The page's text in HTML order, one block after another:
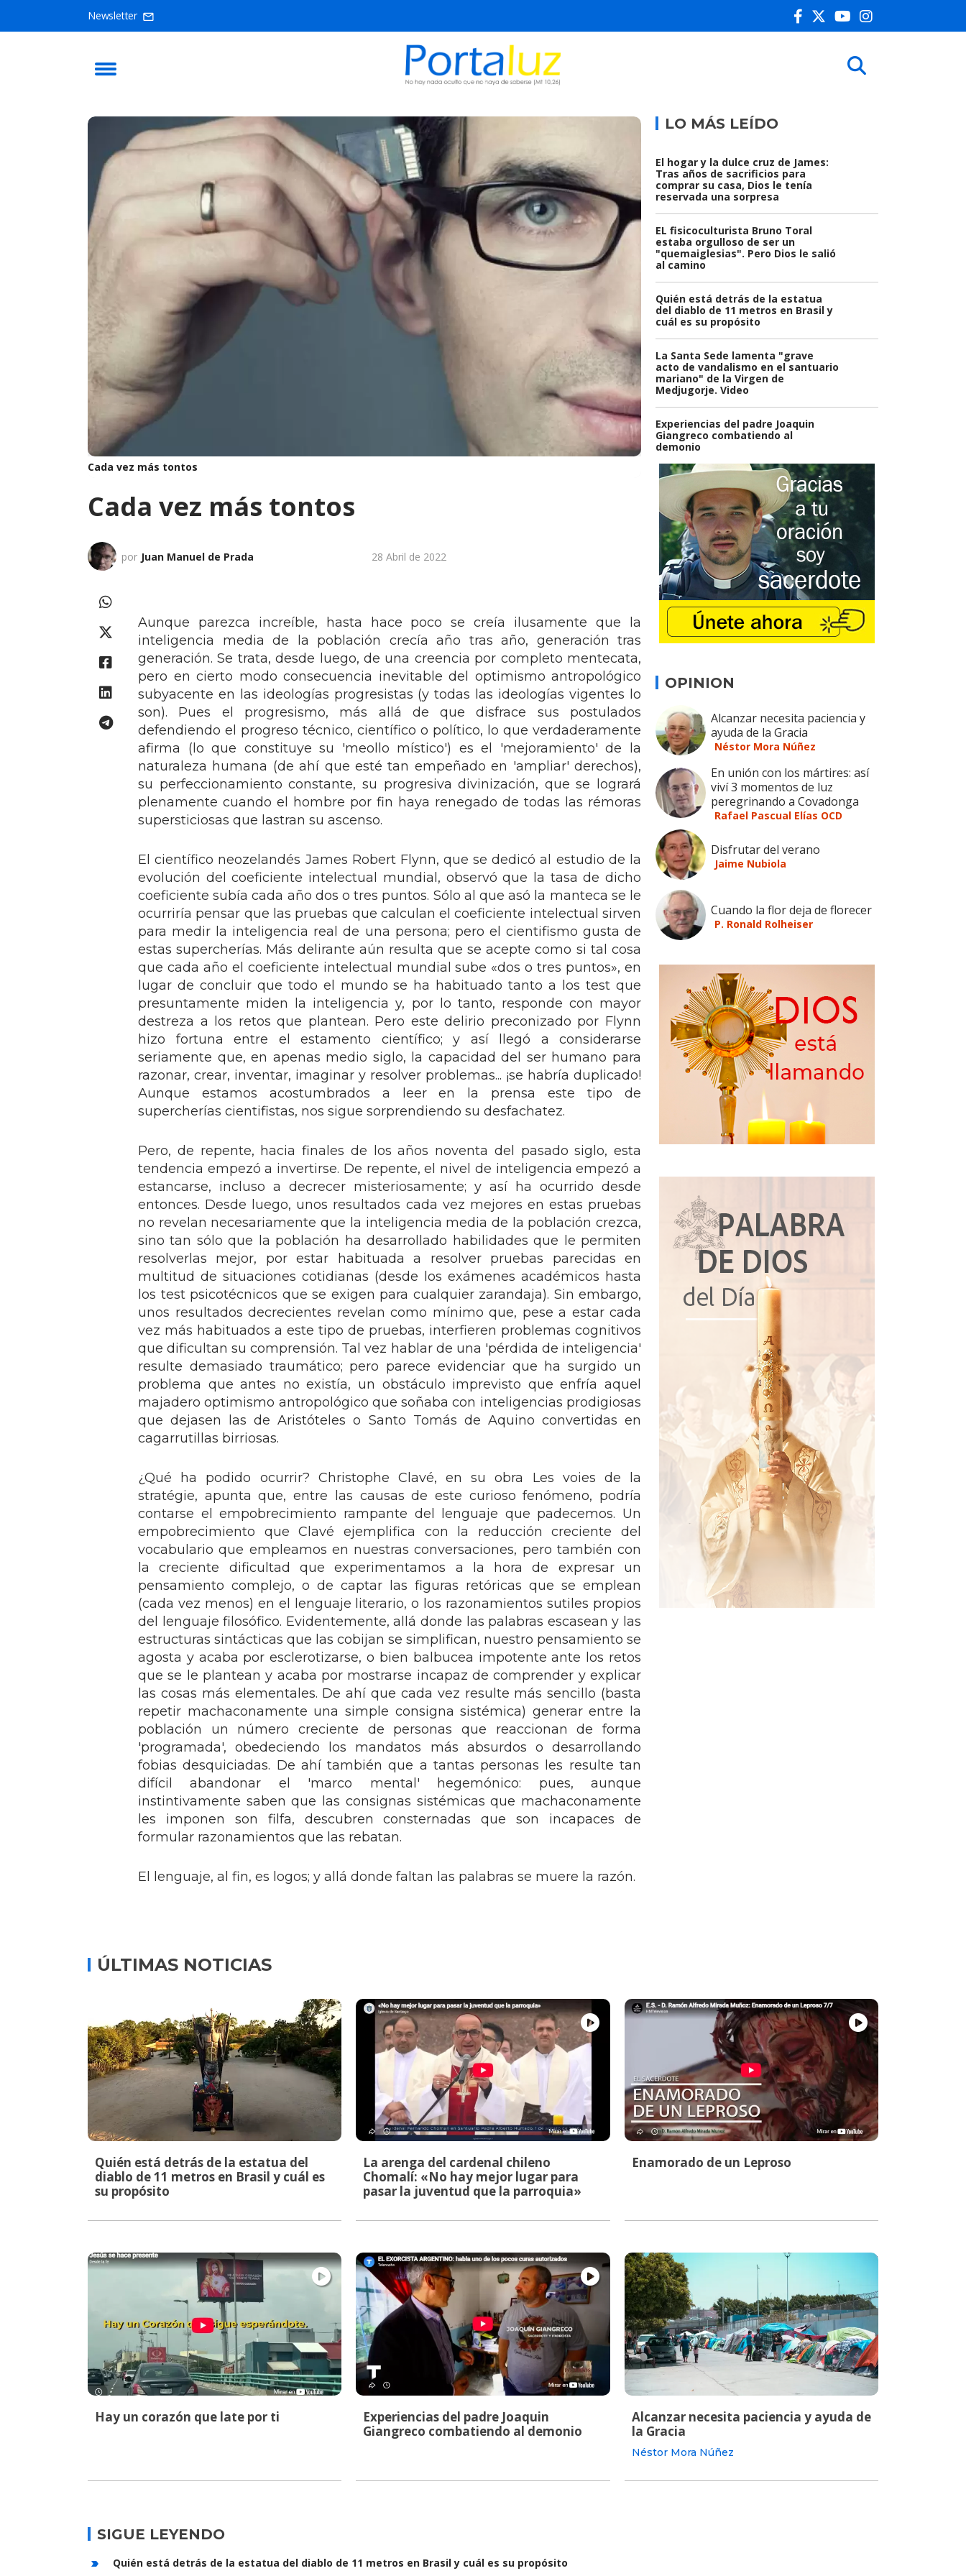
Newsletter
Cada vez más tontos
Cada vez más tontos
por Juan Manuel de Prada 28 Abril de 2022
Aunque parezca increíble, hasta hace poco se creía ilusamente que la
inteligencia media de la población crecía año tras año, generación tras
generación. Se trata, desde luego, de una creencia por completo mentecata,
pero en cierto modo consecuencia inevitable del optimismo antropológico
subyacente en las ideologías progresistas (y todas las ideologías vigentes lo
son). Pues el progresismo, más allá de que disfrace sus postulados
defendiendo el progreso técnico, científico o político, lo que verdaderamente
afirma (lo que constituye su 'meollo místico') es el 'mejoramiento' de la
naturaleza humana (de ahí que esté tan empeñado en 'ampliar' derechos),
su perfeccionamiento constante, su progresiva divinización, que se logrará
plenamente cuando el hombre por fin haya renegado de todas las rémoras
supersticiosas que lastran su ascenso.
El científico neozelandés James Robert Flynn, que se dedicó al estudio de la
evolución del coeficiente intelectual mundial, observó que la tasa de dicho
coeficiente subía cada año dos o tres puntos. Sólo al que asó la manteca se le
ocurriría pensar que las pruebas que calculan el coeficiente intelectual sirven
para medir la inteligencia real de una persona; pero el cientifismo gusta de
estas supercherías. Más delirante aún resulta que se acepte como si tal cosa
que cada año el coeficiente intelectual mundial sube «dos o tres puntos», en
lugar de concluir que todo el mundo se ha habituado tanto a los test que
presuntamente miden la inteligencia y, por lo tanto, responde con mayor
destreza a los retos que plantean. Pero este delirio preconizado por Flynn
hizo fortuna entre el estamento científico; y así llegó a considerarse
seriamente que, en apenas medio siglo, la capacidad del ser humano para
razonar, crear, inventar, imaginar y resolver problemas... ¡se habría duplicado!
Aunque estamos acostumbrados a leer en la prensa este tipo de
supercherías cientifistas, nos sigue sorprendiendo su desfachatez.
Pero, de repente, hacia finales de los años noventa del pasado siglo, esta
tendencia empezó a invertirse. De repente, el nivel de inteligencia empezó a
estancarse, incluso a decrecer misteriosamente; y así ha ocurrido desde
entonces. Desde luego, unos resultados cada vez mejores en estas pruebas
no revelan necesariamente que la inteligencia media de la población crezca,
sino tan sólo que la población ha desarrollado habilidades que le permiten
resolverlas mejor, por estar habituada a resolver pruebas parecidas en
multitud de situaciones cotidianas (desde los exámenes académicos hasta
los test psicotécnicos que se exigen para cualquier zarandaja). Sin embargo,
unos resultados decrecientes revelan como mínimo que, pese a estar cada
vez más habituados a este tipo de pruebas, interfieren problemas cognitivos
que dificultan su comprensión. Tal vez hablar de una 'pérdida de inteligencia'
resulte demasiado traumático; pero parece evidenciar que ha surgido un
problema que antes no existía, un obstáculo imprevisto que enfría aquel
majadero optimismo antropológico que soñaba con inteligencias prodigiosas
que dejasen las de Aristóteles o Santo Tomás de Aquino convertidas en
cagarrutillas birriosas.
¿Qué ha podido ocurrir? Christophe Clavé, en su obra Les voies de la
stratégie, apunta que, entre las causas de este curioso fenómeno, podría
contarse el empobrecimiento rampante del lenguaje que padecemos. Un
empobrecimiento que Clavé ejemplifica con la reducción creciente del
vocabulario que empleamos en nuestras conversaciones, pero también con
la creciente dificultad que experimentamos a la hora de expresar un
pensamiento complejo, o de captar las figuras retóricas que se emplean
(cada vez menos) en el lenguaje literario, o los razonamientos sutiles propios
del lenguaje filosófico. Evidentemente, allá donde las palabras escasean y las
estructuras sintácticas que las cobijan se simplifican, nuestro pensamiento se
agosta y acaba por esclerotizarse, o bien balbucea impotente ante los retos
que se le plantean y acaba por mostrarse incapaz de comprender y explicar
las cosas más elementales. De ahí que cada vez resulte más sencillo (basta
repetir machaconamente una simple consigna sistémica) generar entre la
población un número creciente de personas que reaccionan de forma
'programada', obedeciendo los mandatos más absurdos o desarrollando
fobias desquiciadas. De ahí también que a tantas personas les resulte tan
difícil abandonar el 'marco mental' hegemónico: pues, aunque
instintivamente saben que las consignas sistémicas que machaconamente
les imponen son filfa, descubren consternadas que son incapaces de
formular razonamientos que las rebatan.
El lenguaje, al fin, es logos; y allá donde faltan las palabras se muere la razón.
LO MÁS LEÍDO
El hogar y la dulce cruz de James:
Tras años de sacrificios para
comprar su casa, Dios le tenía
reservada una sorpresa
EL fisicoculturista Bruno Toral
estaba orgulloso de ser un
"quemaiglesias". Pero Dios le salió
al camino
Quién está detrás de la estatua
del diablo de 11 metros en Brasil y
cuál es su propósito
La Santa Sede lamenta "grave
acto de vandalismo en el santuario
mariano" de la Virgen de
Medjugorje. Video
Experiencias del padre Joaquin
Giangreco combatiendo al
demonio
OPINION
Alcanzar necesita paciencia y
ayuda de la Gracia
Néstor Mora Núñez
En unión con los mártires: así
viví 3 momentos de luz
peregrinando a Covadonga
Rafael Pascual Elías OCD
Disfrutar del verano
Jaime Nubiola
Cuando la flor deja de florecer
P. Ronald Rolheiser
ÚLTIMAS NOTICIAS
Quién está detrás de la estatua del
diablo de 11 metros en Brasil y cuál es
su propósito
La arenga del cardenal chileno
Chomalí: «No hay mejor lugar para
pasar la juventud que la parroquia»
Enamorado de un Leproso
Hay un corazón que late por ti
Experiencias del padre Joaquin
Giangreco combatiendo al demonio
Alcanzar necesita paciencia y ayuda de
la Gracia
Néstor Mora Núñez
SIGUE LEYENDO
Quién está detrás de la estatua del diablo de 11 metros en Brasil y cuál es su propósito